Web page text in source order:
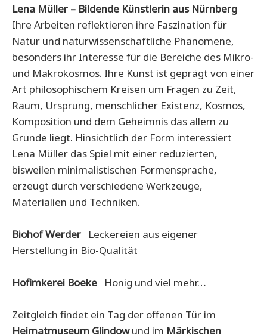
Lena Müller – Bildende Künstlerin aus Nürnberg
Ihre Arbeiten reflektieren ihre Faszination für
Natur und naturwissenschaftliche Phänomene,
besonders ihr Interesse für die Bereiche des Mikro-
und Makrokosmos. Ihre Kunst ist geprägt von einer
Art philosophischem Kreisen um Fragen zu Zeit,
Raum, Ursprung, menschlicher Existenz, Kosmos,
Komposition und dem Geheimnis das allem zu
Grunde liegt. Hinsichtlich der Form interessiert
Lena Müller das Spiel mit einer reduzierten,
bisweilen minimalistischen Formensprache,
erzeugt durch verschiedene Werkzeuge,
Materialien und Techniken.
Biohof Werder Leckereien aus eigener
Herstellung in Bio-Qualität
Hofimkerei Boeke Honig und viel mehr…
Zeitgleich findet ein Tag der offenen Tür im
Heimatmuseum Glindowund im Märkischen